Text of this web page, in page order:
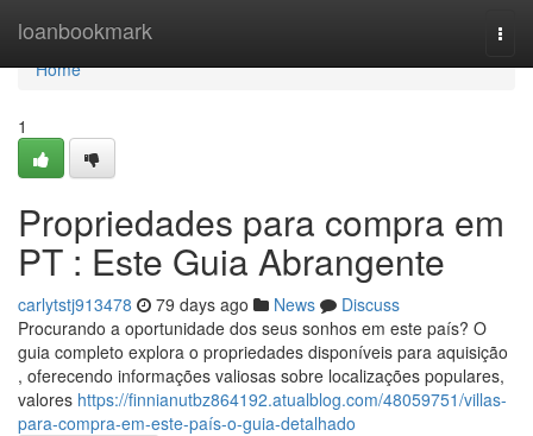
loanbookmark
Home
Home
1
Propriedades para compra em
PT : Este Guia Abrangente
carlytstj913478 79 days ago News
Discuss
Procurando a oportunidade dos seus sonhos em este país? O
guia completo explora o propriedades disponíveis para aquisição
, oferecendo informações valiosas sobre localizações populares,
valores https://finnianutbz864192.atualblog.com/48059751/villas-
para-compra-em-este-país-o-guia-detalhado